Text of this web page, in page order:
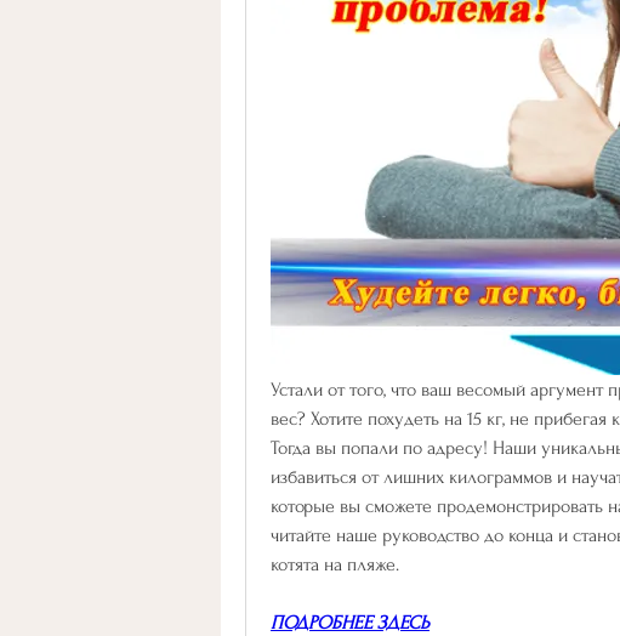
Устали от того, что ваш весомый
вес? Хотите похудеть на 15 кг, не
Тогда вы попали по адресу! Наши
избавиться от лишних килограммов и
которые вы сможете продемонстрировать
читайте наше руководство до конца и
котята на пляже.
ПОДРОБНЕЕ ЗДЕСЬ